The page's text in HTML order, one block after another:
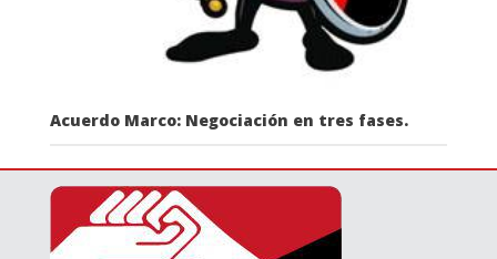
Acuerdo Marco: Negociación en tres fases.